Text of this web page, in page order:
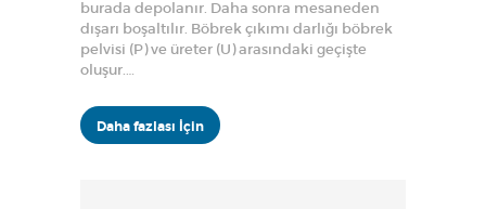
burada depolanır. Daha sonra mesaneden
dışarı boşaltılır. Böbrek çıkımı darlığı böbrek
pelvisi (P) ve üreter (U) arasındaki geçişte
oluşur.…
Daha fazlası İçin